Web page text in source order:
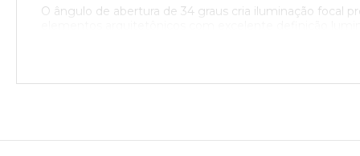
O ângulo de abertura de 34 graus cria iluminação focal
organizados visualmente. O resultado é uma
Fabricado em alumínio, o Spot Sobrepor 5103/3 34